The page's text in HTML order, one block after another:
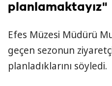
planlamaktayız"
Efes Müzesi Müdürü
geçen sezonun ziyaretçi
planladıklarını söyledi.